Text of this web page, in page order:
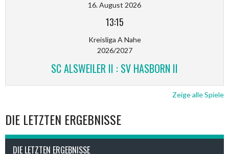
16. August 2026
13:15
Kreisliga A Nahe
2026/2027
SC ALSWEILER II : SV HASBORN II
Zeige alle Spiele
DIE LETZTEN ERGEBNISSE
DIE LETZTEN ERGEBNISSE